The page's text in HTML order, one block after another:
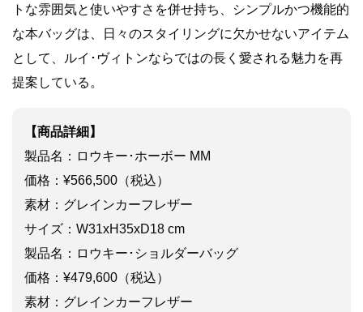
トな雰囲気と使いやすさを併せ持ち、シンプルかつ機能的
な本バッグは、日々のスタイリングに欠かせないアイテム
として、ルイ･ヴィトンならではの長く愛される魅力を再
提案している。
【商品詳細】
製品名：ロウキー･ホーボー MM
価格：¥566,500（税込）
素材：グレインカーフレザー
サイズ：W31xH35xD18 cm
製品名：ロウキー･ショルダーバッグ
価格：¥479,600（税込）
素材：グレインカーフレザー